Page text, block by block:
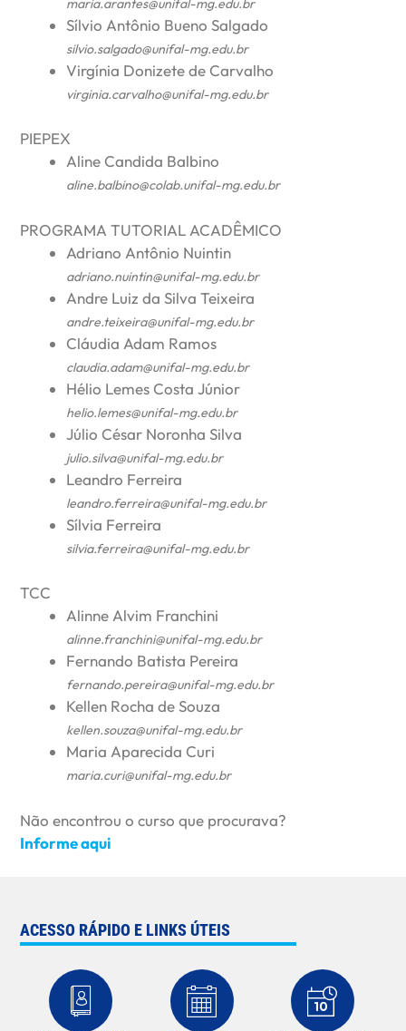
maria.arantes@unifal-mg.edu.br
Sílvio Antônio Bueno Salgado
silvio.salgado@unifal-mg.edu.br
Virgínia Donizete de Carvalho
virginia.carvalho@unifal-mg.edu.br
PIEPEX
Aline Candida Balbino
aline.balbino@colab.unifal-mg.edu.br
PROGRAMA TUTORIAL ACADÊMICO
Adriano Antônio Nuintin
adriano.nuintin@unifal-mg.edu.br
Andre Luiz da Silva Teixeira
andre.teixeira@unifal-mg.edu.br
Cláudia Adam Ramos
claudia.adam@unifal-mg.edu.br
Hélio Lemes Costa Júnior
helio.lemes@unifal-mg.edu.br
Júlio César Noronha Silva
julio.silva@unifal-mg.edu.br
Leandro Ferreira
leandro.ferreira@unifal-mg.edu.br
Sílvia Ferreira
silvia.ferreira@unifal-mg.edu.br
TCC
Alinne Alvim Franchini
alinne.franchini@unifal-mg.edu.br
Fernando Batista Pereira
fernando.pereira@unifal-mg.edu.br
Kellen Rocha de Souza
kellen.souza@unifal-mg.edu.br
Maria Aparecida Curi
maria.curi@unifal-mg.edu.br
Não encontrou o curso que procurava?
Informe aqui
ACESSO RÁPIDO E LINKS ÚTEIS